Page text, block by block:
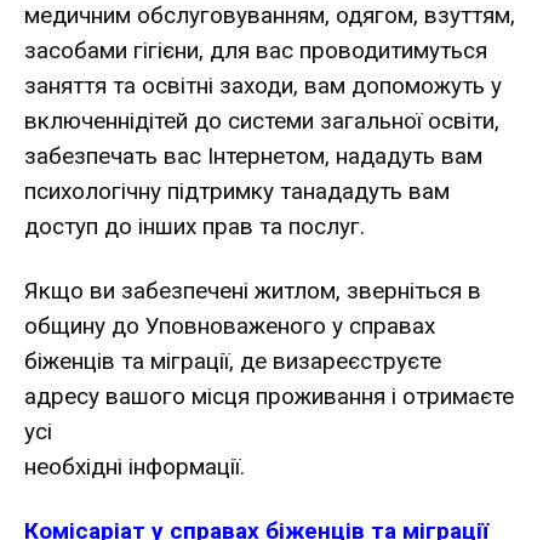
медичним обслуговуванням, одягом, взуттям,
засобами гігієни, для вас проводитимуться
заняття та освітні заходи, вам допоможуть у
включеннідітей до системи загальної освіти,
забезпечать вас Інтернетом, нададуть вам
психологічну підтримку танададуть вам
доступ до інших прав та послуг.
Якщо ви забезпечені житлом, зверніться в
общину до Уповноваженого у справах
біженців та міграції, де визареєструєте
адресу вашого місця проживання і отримаєте
усі
необхідні інформації.
Комісаріат у справах біженців та міграції